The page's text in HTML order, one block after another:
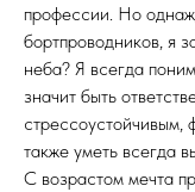
профессии. Но
бортпроводников, я
неба? Я всегда
значит быть
также уметь всегда
С возрастом мечта